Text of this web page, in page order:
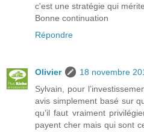
c'est une stratégie qui
Bonne continuation
Répondre
Olivier
18 novembre
Sylvain, pour
avis simplement basé sur
qu’il faut vraiment
payent cher mais qui sont